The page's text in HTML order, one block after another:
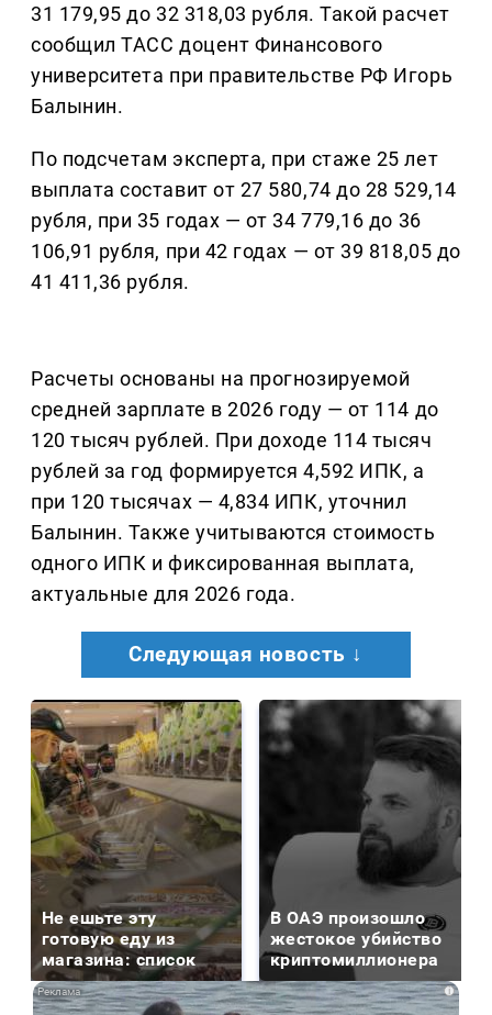
31 179,95 до 32 318,03 рубля. Такой расчет
сообщил ТАСС доцент Финансового
университета при правительстве РФ Игорь
Балынин.
По подсчетам эксперта, при стаже 25 лет
выплата составит от 27 580,74 до 28 529,14
рубля, при 35 годах — от 34 779,16 до 36
106,91 рубля, при 42 годах — от 39 818,05 до
41 411,36 рубля.
Расчеты основаны на прогнозируемой
средней зарплате в 2026 году — от 114 до
120 тысяч рублей. При доходе 114 тысяч
рублей за год формируется 4,592 ИПК, а
при 120 тысячах — 4,834 ИПК, уточнил
Балынин. Также учитываются стоимость
одного ИПК и фиксированная выплата,
актуальные для 2026 года.
Следующая новость ↓
Не ешьте эту
готовую еду из
магазина: список
В ОАЭ произошло
жестокое убийство
криптомиллионера
i